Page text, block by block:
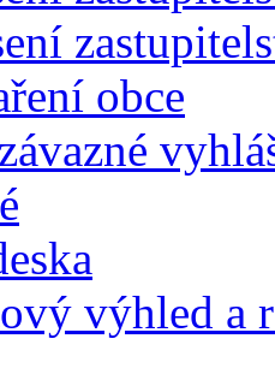
obce
výhled a